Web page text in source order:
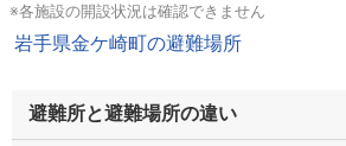
※各施設の開設状況は確認できません
岩手県金ケ崎町の避難場所
避難所と避難場所の違い